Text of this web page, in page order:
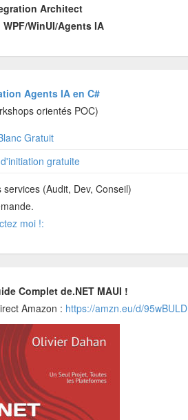
Architect
WPF/WinUI/Agents IA
Agents IA en C#
orientés POC)
Gratuit
gratuite
services (Audit, Dev, Conseil)
moi !:
Complet de.NET MAUI !
Amazon : https://amzn.eu/d/95wBULD